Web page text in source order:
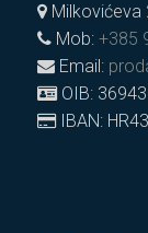
Milkovićeva
Mob: +385
Email:
OIB:
IBAN: